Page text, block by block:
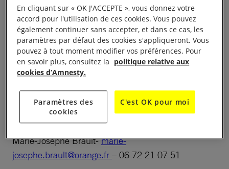
Le samedi 10 septembre de 14 h à 23 h et le dimanche
11 septembre de 11 h à 21 h
Parc de la Bégraisière, derrière la médiathèque
Hermeland – accessible par le périphérique sortie
Contact:
Marie-Josèphe Brault-marie-
josephe.brault@orange.fr – 06 72 21 07 51
En cliquant sur « OK J'ACCEPTE », vous donnez votre
accord pour l'utilisation de ces cookies. Vous pouvez
également continuer sans accepter, et dans ce cas, les
paramètres par défaut des cookies s'appliqueront. Vous
pouvez à tout moment modifier vos préférences. Pour
en savoir plus, consultez la politique relative aux
cookies d’Amnesty.
Paramètres des
cookies
C'est OK pour moi